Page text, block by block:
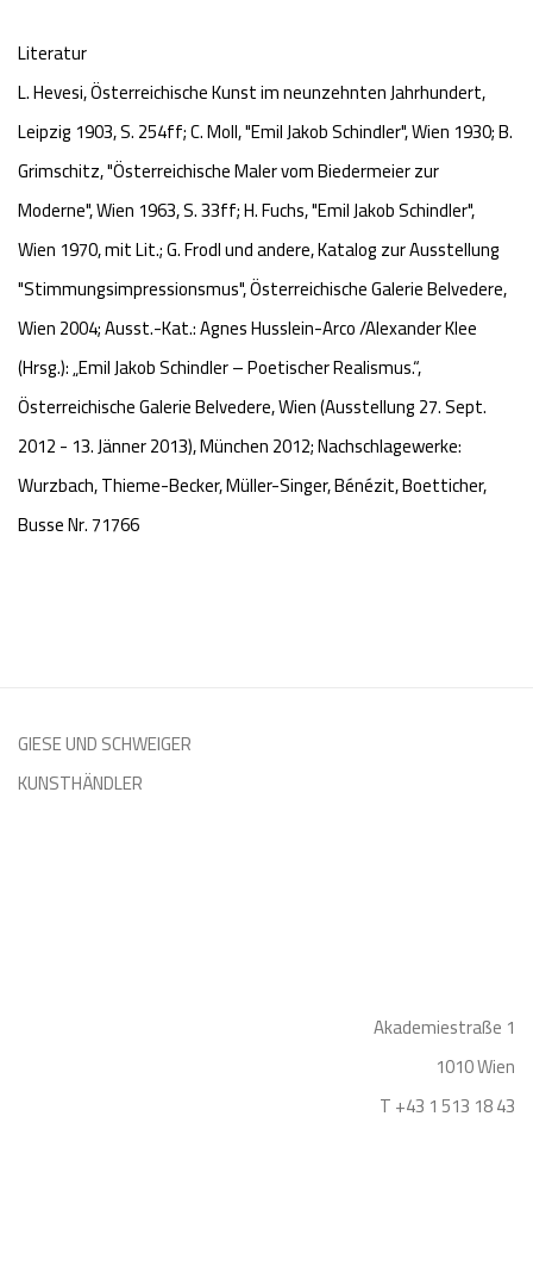
Literatur
L. Hevesi, Österreichische Kunst im neunzehnten Jahrhundert,
Leipzig 1903, S. 254ff; C. Moll, "Emil Jakob Schindler", Wien 1930; B.
Grimschitz, "Österreichische Maler vom Biedermeier zur
Moderne", Wien 1963, S. 33ff; H. Fuchs, "Emil Jakob Schindler",
Wien 1970, mit Lit.; G. Frodl und andere, Katalog zur Ausstellung
"Stimmungsimpressionsmus", Österreichische Galerie Belvedere,
Wien 2004; Ausst.-Kat.: Agnes Husslein-Arco /Alexander Klee
(Hrsg.): „Emil Jakob Schindler – Poetischer Realismus.“,
Österreichische Galerie Belvedere, Wien (Ausstellung 27. Sept.
2012 - 13. Jänner 2013), München 2012; Nachschlagewerke:
Wurzbach, Thieme-Becker, Müller-Singer, Bénézit, Boetticher,
Busse Nr. 71766
GIESE UND SCHWEIGER
KUNSTHÄNDLER
Akademiestraße 1
1010 Wien
T +43 1 513 18 43